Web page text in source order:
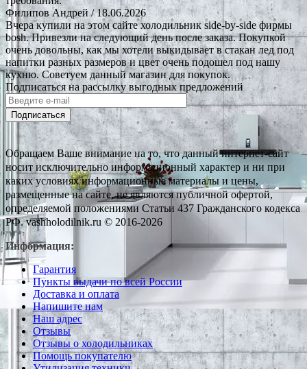
Филипов Андрей/ 18.06.2026
Вчера купили на этом сайте холодильник side-by-side фирмы
bosh. Привезли на следующий день после заказа. Покупкой
очень довольны, как мы хотели выкидывает в стакан лед под
напитки разных размеров и цвет очень подошел под нашу
кухню. Советуем данный магазин для покупок.
Подписаться на рассылку выгодных предложений
Подписаться
Обращаем Ваше внимание на то, что данный интернет-сайт
носит исключительно информационный характер и ни при
каких условиях информационные материалы и цены,
размещенные на сайте, не являются публичной офертой,
определяемой положениями Статьи 437 Гражданского кодекса
РФ. vashholodilnik.ru © 2016-2026
Информация:
Гарантия
Пункты выдачи по всей России
Доставка и оплата
Напишите нам
Наш адрес
Отзывы
Отзывы о холодильниках
Помощь покупателю